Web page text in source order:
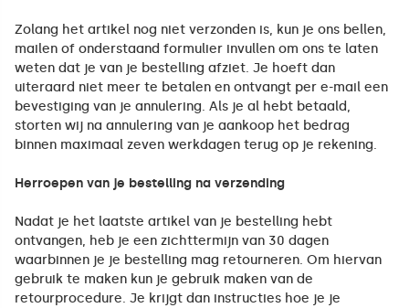
Zolang het artikel nog niet verzonden is, kun je ons bellen,
mailen of onderstaand formulier invullen om ons te laten
weten dat je van je bestelling afziet. Je hoeft dan
uiteraard niet meer te betalen en ontvangt per e-mail een
bevestiging van je annulering. Als je al hebt betaald,
storten wij na annulering van je aankoop het bedrag
binnen maximaal zeven werkdagen terug op je rekening.
Herroepen van je bestelling na verzending
Nadat je het laatste artikel van je bestelling hebt
ontvangen, heb je een zichttermijn van 30 dagen
waarbinnen je je bestelling mag retourneren. Om hiervan
gebruik te maken kun je gebruik maken van de
retourprocedure. Je krijgt dan instructies hoe je je